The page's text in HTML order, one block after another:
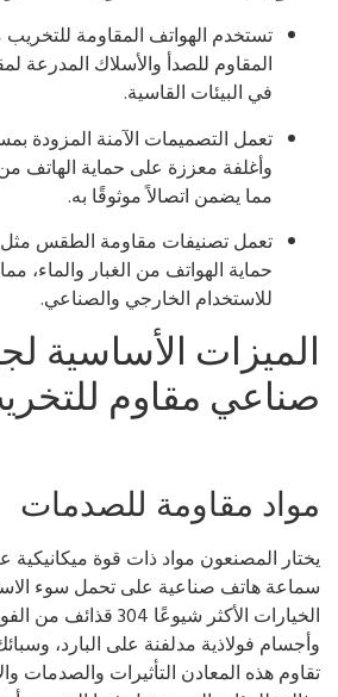
تستخدم الهواتف المقاومة للتخريب
المقاوم للصدأ والأسلاك المدرعة
في البيئات القاسية.
تعمل التصميمات الآمنة المزودة
وأغلفة معززة على حماية الهاتف من
مما يضمن اتصالاً موثوقًا به.
حماية الهواتف من الغبار والماء، مما
للاستخدام الخارجي والصناعي.
الأساسية
مقاوم
مقاومة للصدمات
المصنعون مواد ذات قوة ميكانيكية
هاتف صناعية على تحمل سوء
الخيارات الأكثر شيوعًا 304
فولاذية مدلفنة على البارد، وسبائك
هذه المعادن التأثيرات والصدمات